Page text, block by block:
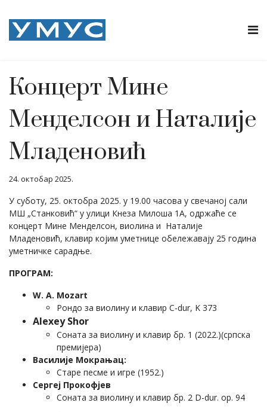
Концерт Мине
Менделсон и Наталије
Младеновић
24. октобар 2025.
У суботу, 25. октобра 2025. у 19.00 часова у свечаној сали
МШ „Станковић“ у улици Кнеза Милоша 1А, одржаће се
концерт Мине Менделсон, виолина и Наталије
Младеновић, клавир којим уметнице обележавају 25 година
уметничке сарадње.
ПРОГРАМ:
W. A. Mozart
Рондо за виолину и клавир C-dur, K 373
Alexey Shor
Соната за виолину и клавир бр. 1 (2022.)(српска
премијера)
Василије Мокрањац:
Старе песме и игре (1952.)
Сергеј Прокофјев
Соната за виолину и клавир бр. 2 D-dur. op. 94